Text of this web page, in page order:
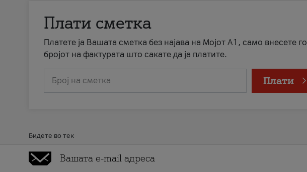
Плати сметка
Платете ја Вашата сметка без најава на Мојот А1, само внесете го
бројот на фактурата што сакате да ја платите.
Број на сметка Плати
Бидете во тек